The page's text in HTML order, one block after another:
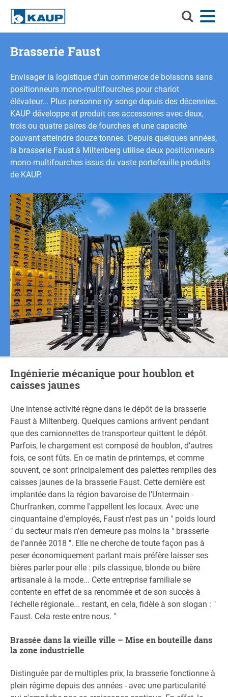
Recherchez
KAUP
Recherchez KAUP
Menu
Langue
Contact Connexion
Accessoires
Solutions de manutention
Services
Centre d'informations
Entreprise
Carrière chez KAUP
Recherche de produits
Capacité résiduelle
Brasserie Faust
Envisager la logistique d'un commerce de boissons sans
positionneurs mono-multifourches pour chariot
élévateur... Plus personne n'y songe depuis des décennies.
KAUP développe et produit ces accessoires avec deux,
trois ou quatre paires de fourches et une capacité
pouvant atteindre douze tonnes. Depuis quelques années,
la brasserie Faust à Miltenberg utilise deux positionneurs
mono-multifourches issus du vaste portefeuille produits
de KAUP.
Ingénierie mécanique pour houblon et
caisses jaunes
Une intense activité règne dans le dépôt de la brasserie
Faust à Miltenberg. Quelques camions arrivent pendant
que des camionnettes de transporteur quittent le dépôt.
Parfois, le chargement est composé de houblon, d'autres
fois, ce sont fûts. En ce matin de printemps, et comme
souvent, ce sont principalement des palettes remplies des
caisses jaunes de la brasserie Faust. Cette dernière est
implantée dans la région bavaroise de l'Untermain -
Churfranken, comme l'appellent les locaux. Avec une
cinquantaine d'employés, Faust n'est pas un " poids lourd
" du secteur mais n'en demeure pas moins la " brasserie
de l'année 2018 ". Elle ne cherche de toute façon pas à
peser économiquement parlant mais préfère laisser ses
bières parler pour elle : pils classique, blonde ou bière
artisanale à la mode... Cette entreprise familiale se
contente en effet de sa renommée et de son succès à
l'échelle régionale... restant, en cela, fidèle à son slogan : "
Faust. Cela reste entre nous. "
Brassée dans la vieille ville – Mise en bouteille dans
la zone industrielle
Distinguée par de multiples prix, la brasserie fonctionne à
plein régime depuis des années - avec une particularité